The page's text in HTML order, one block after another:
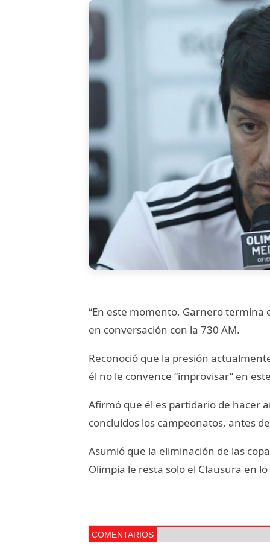
“En este momento, Garnero
en conversación con la 730 AM.
Reconoció que la presión
él no le convence “improvisar” en
Afirmó que él es partidario de hacer
concluidos los campeonatos, antes
Asumió que la eliminación de las
Olimpia le resta solo el Clausura en
COMENTARIOS